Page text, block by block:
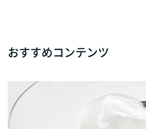
おすすめコンテンツ